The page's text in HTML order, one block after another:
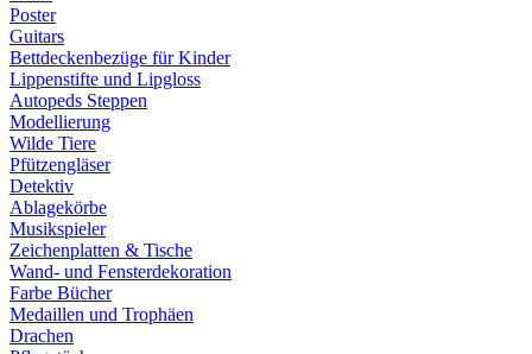
Poster
Guitars
Bettdeckenbezüge für Kinder
Lippenstifte und Lipgloss
Autopeds Steppen
Modellierung
Wilde Tiere
Pfützengläser
Detektiv
Ablagekörbe
Musikspieler
Zeichenplatten & Tische
Wand- und Fensterdekoration
Farbe Bücher
Medaillen und Trophäen
Drachen